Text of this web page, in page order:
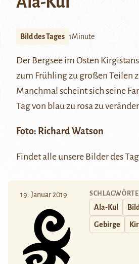
Bild des Tages 1Minute
DerBergsee im Osten Kirgistans
zum Frühling zu großen Teilen
Manchmal scheint sich seine
Tag von blau zu rosa zu
Foto: Richard Watson
Findet alle unsere Bilder des
19. Januar 2019
Ala-Kul
Gebirge